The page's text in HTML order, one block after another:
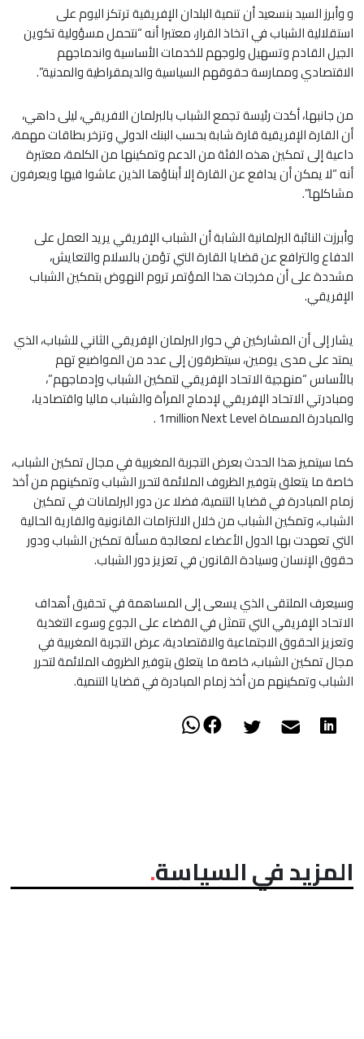
و وأبرز السيد بنسعيد أن تنمية البلدان الإفريقية ترتكز اليوم على
استقلالية الشباب في اتخاذ القرار، معتبرا أنه “نتحمل مسؤولية تكوين
الجيل القادم وتسهيل ولوجهم للخدمات الأساسية واندماجهم
الاقتصادي وممارسة حقوقهم السياسية والديمقراطية والمدنية”.
من جانبها، أكدت رئيسة تجمع الشباب بالبرلمان الافريقي، ليلى داهي،
أن القارة الإفريقية قارة شابة بحسب البنك الدولي وتزخر بطاقات مهمة،
داعية إلى تمكين هذه الفئة من الدعم وتمكينها من الكلمة، معتبرة
أنه “لا يمكن أن يدافع عن القارة إلا أبناؤها الذين عاشوا فيها ويعرفون
مشاكلها”.
وأبرزت النائبة البرلمانية الشابة أن الشباب الإفريقي يريد العمل على
الدفاع والترافع عن قضايا القارة التي تؤمن بالسلام والتعايش،
مشددة على أن مخرجات هذا المؤتمر تروم النهوض بتمكين الشباب
الإفريقي.
يشار إلى أن المشاركين في حوار البرلمان الإفريقي الثاني للشباب، الذي
يمتد على مدى يومين، سيتطرقون إلى عدد من المواضيع تهم
بالأساس “منهجية الاتحاد الإفريقي لتمكين الشباب وإدماجهم”،
ومبادرتي الاتحاد الإفريقي لإدماج المرأة والشباب ماليا واقتصاديا،
والمبادرة المسماة 1million Next Level .
كما سيتميز هذا الحدث بعرض التجربة المغربية في مجال تمكين الشباب،
خاصة ما يتعلق بتوفير الظروف الملائمة لتحرر الشباب وتمكينهم من أخذ
زمام المبادرة في قضايا التنمية، فضلا عن دور البرلمانات في تمكين
الشباب، وتمكين الشباب من خلال الالتزامات القانونية والقارية الحالية
التي تعهدت بها الدول الأعضاء لمعالجة مسألة تمكين الشباب ودور
حقوق الإنسان وسيادة القانون في تعزيز دور الشباب.
وسيعرف الملتقى الذي يسعى إلى المساهمة في تحقيق أهداف
الاتحاد الإفريقي التي تتمثل في القضاء على الجوع وسوء التغذية
وتعزيز الحقوق الاجتماعية والاقتصادية، عرض التجربة المغربية في
مجال تمكين الشباب، خاصة ما يتعلق بتوفير الظروف الملائمة لتحرر
الشباب وتمكينهم من أخذ زمام المبادرة في قضايا التنمية.
المزيد في السياسة